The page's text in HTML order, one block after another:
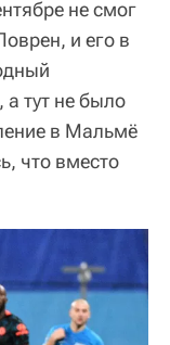
не смог
и его в
тут не было
в Мальмё
что вместо